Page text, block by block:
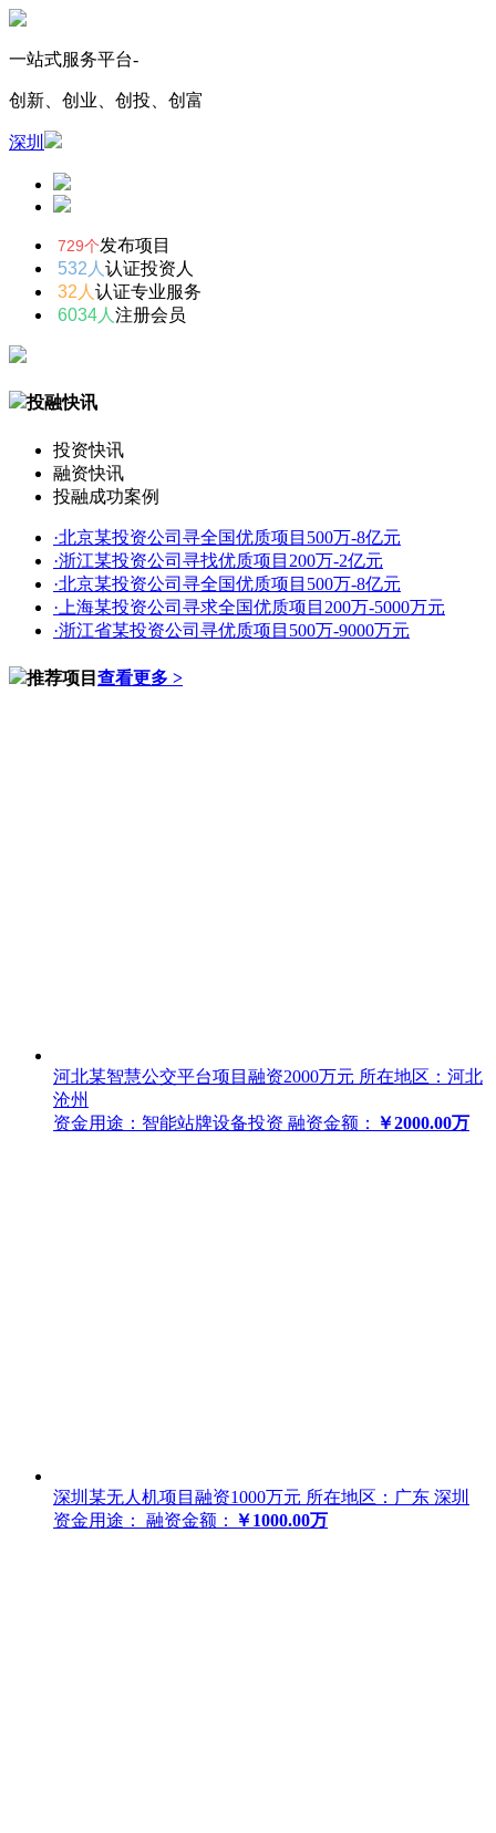
一站式服务平台-
创新、创业、创投、创富
深圳
729个发布项目
532人 认证投资人
32人 认证专业服务
6034人 注册会员
投融快讯
投资快讯
融资快讯
投融成功案例
·北京某投资公司寻全国优质项目500万-8亿元
·浙江某投资公司寻找优质项目200万-2亿元
·北京某投资公司寻全国优质项目500万-8亿元
· 上海某投资公司寻求全国优质项目200万-5000万元
·浙江省某投资公司寻优质项目500万-9000万元
推荐项目 查看更多 >
河北某智慧公交平台项目融资2000万元 所在地区：河北
沧州
资金用途：智能站牌设备投资 融资金额： ￥2000.00万
深圳某无人机项目融资1000万元 所在地区：广东 深圳
资金用途：
融资金额： ￥1000.00万